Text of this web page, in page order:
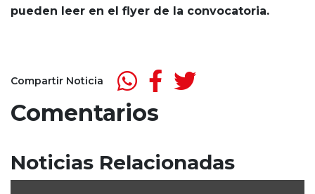
pueden leer en el flyer de la convocatoria.
Compartir Noticia
Comentarios
Noticias Relacionadas